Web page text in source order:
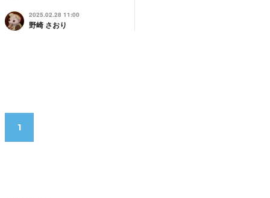
2025.02.28 11:00
野崎 さおり
1